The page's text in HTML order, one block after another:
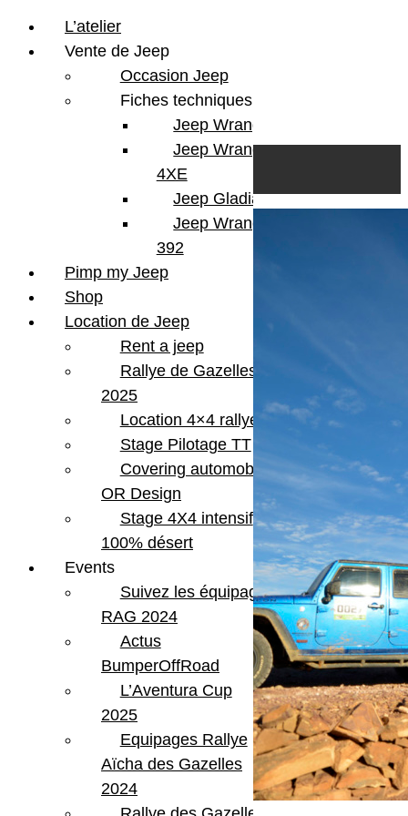
L’atelier
Vente de Jeep
Occasion Jeep
Fiches techniques
Jeep Wrangler JL
Jeep Wrangler
4XE
Jeep Gladiator
Jeep Wrangler V8
392
Pimp my Jeep
Shop
Location de Jeep
Rent a jeep
Rallye de Gazelles
2025
Location 4×4 rallye
Stage Pilotage TT
Covering automobile –
OR Design
Stage 4X4 intensif
100% désert
Events
Suivez les équipages
RAG 2024
Actus
BumperOffRoad
L’Aventura Cup
2025
Equipages Rallye
Aïcha des Gazelles
2024